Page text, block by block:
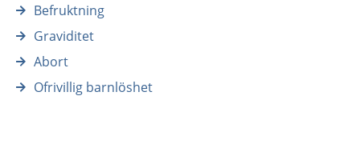
Befruktning
Graviditet
Abort
Ofrivillig barnlöshet